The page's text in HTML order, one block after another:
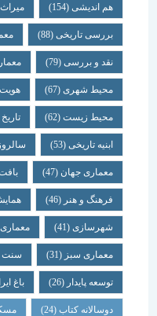
هم اندیشی (154) میراث فرهنگی
بررسی تاریخی (88) معماری و
نقد و بررسی (79) معماری و
محیط شهری(67) هویت تاریخی
محیط زیست(62) تاریخ معاصر
ابنیه تاریخی(53) سالروز و
معماری جهان (47) بافت تاریخی
فرهنگ و هنر(46) همایش
شهرسازی(41) معماری معاصر
معماری سبز(31) سنت و
توسعه پایدار(26) باغ ایرانی(26)
دوسالانه کتاب(24) مسکن (24)